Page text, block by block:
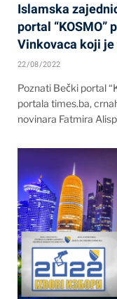
Islamska
portal “KOSMO”
Vinkovaca koji
22/08/2022
Poznati Bečki portal
portala times.ba,
novinara Fatmira